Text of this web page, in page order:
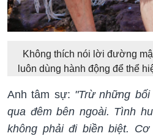
Không thích nói lời đường
luôn dùng hành động để thể
Anh tâm sự: "Trừ những
qua đêm bên ngoài. Tình
không phải đi biền biệt.